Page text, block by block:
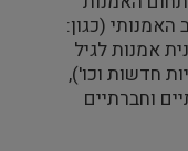
(כגון:
אמנות לגיל
חדשות וכו'),
וחברתיים